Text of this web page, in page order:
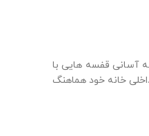
آسانی قفسه‌ هایی با
خانه خود هماهنگ